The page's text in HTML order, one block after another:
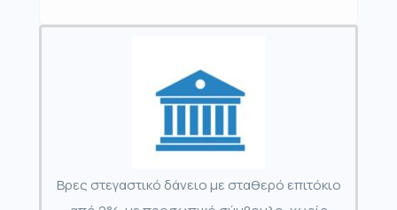
Βρες στεγαστικό δάνειο με σταθερό επιτόκιο